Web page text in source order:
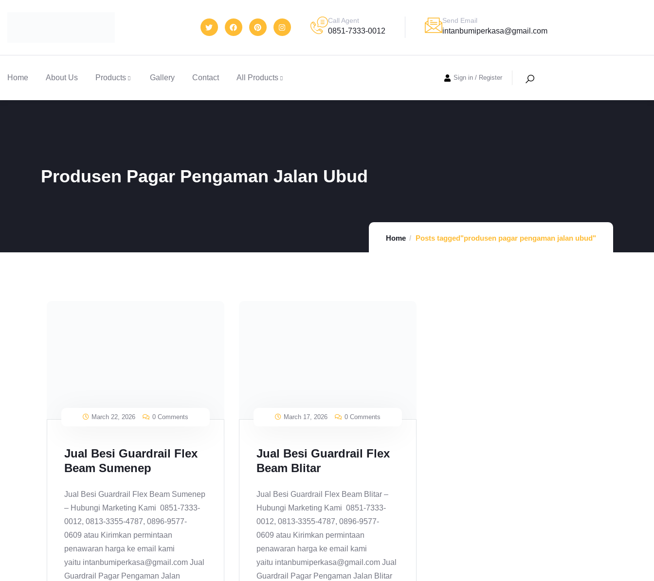
Call Agent
0851-7333-0012
Send Email
intanbumiperkasa@gmail.com
Home About Us Products Gallery Contact All Products Sign in / Register
Produsen Pagar Pengaman Jalan Ubud
Home Posts tagged"produsen pagar pengaman jalan ubud"
March 22, 2026 0 Comments
Jual Besi Guardrail Flex
Beam Sumenep
Jual Besi Guardrail Flex Beam Sumenep
– Hubungi Marketing Kami 0851-7333-
0012, 0813-3355-4787, 0896-9577-
0609 atau Kirimkan permintaan
penawaran harga ke email kami
yaitu intanbumiperkasa@gmail.com Jual
Guardrail Pagar Pengaman Jalan
March 17, 2026 0 Comments
Jual Besi Guardrail Flex
Beam Blitar
Jual Besi Guardrail Flex Beam Blitar –
Hubungi Marketing Kami 0851-7333-
0012, 0813-3355-4787, 0896-9577-
0609 atau Kirimkan permintaan
penawaran harga ke email kami
yaitu intanbumiperkasa@gmail.com Jual
Guardrail Pagar Pengaman Jalan Blitar